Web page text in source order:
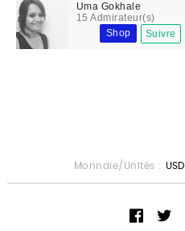
Uma Gokhale
15 Admirateur(s)
Suivre
Shop
Monnaie/Unités : USD